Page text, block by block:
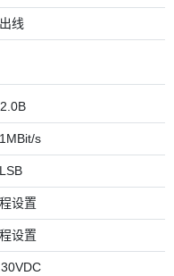
线
s
设置
设置